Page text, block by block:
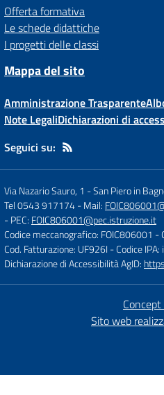
Offerta formativa
Le schede didattiche
I progetti delle classi
Mappa del sito
Amministrazione Trasparente
Note LegaliDichiarazioni di
Seguici su:
Via Nazario Sauro, 1 - San Piero in
Tel 0543 917174- Mail:
- PEC: FOIC806001@pec.istruzione.it
Codice meccanografico: FOIC806001 -
Cod. Fatturazione: UF926I- Codice
Dichiarazione di Accessibilità AgID:
Sito web